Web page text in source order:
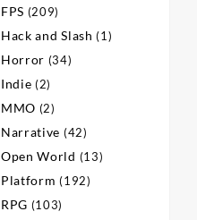
FPS (209)
Hack and Slash (1)
Horror (34)
Indie (2)
MMO (2)
Narrative (42)
Open World (13)
Platform (192)
RPG (103)